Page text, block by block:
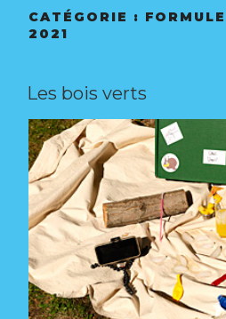
CATÉGORIE :
2021
Les bois verts